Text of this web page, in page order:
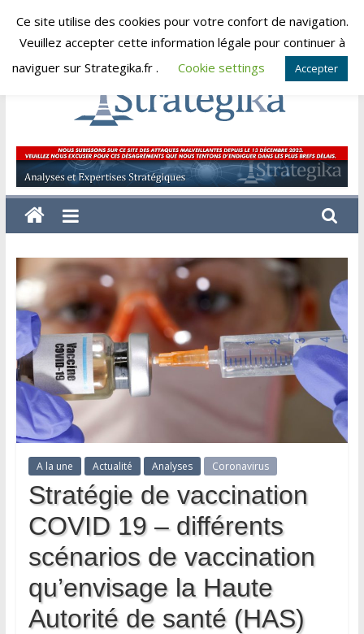
Skip
samedi, août 8, 2026
Strategika
Expertise
et
Analyses
A la une Actualité Analyses Coronavirus
Stratégie de vaccination
COVID 19 – différents
scénarios de vaccination
qu’envisage la Haute
Autorité de santé (HAS)
Ce site utilise des cookies pour votre confort de navigation.
Veuillez accepter cette information légale pour continuer à
naviguer sur Strategika.fr .
Cookie settings Accepter